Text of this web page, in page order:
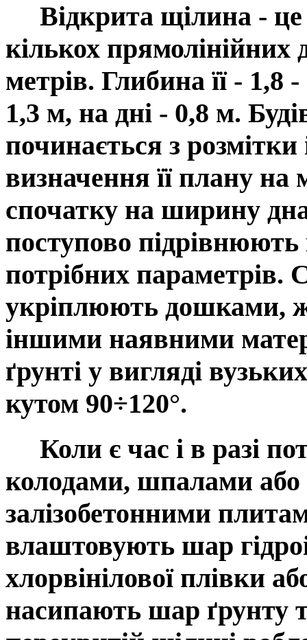
Відкрита щілина -
кількох
метрів. Глибина її -
1,3 м, на дні - 0,8 м.
починається з розмітки
визначення її плану на
спочатку на ширину
поступово
потрібних параметрів.
укріплюють дошками,
іншими наявними
ґрунті у вигляді
кутом 90÷120°.
Коли є час і в разі
колодами, шпалами
залізобетонними
влаштовують шар
хлорвінілової плівки
насипають шар ґрунту